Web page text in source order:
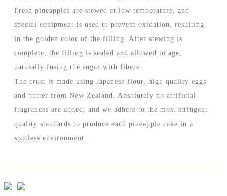
Fresh pineapples are stewed at low temperature, and
special equipment is used to prevent oxidation, resulting
in the golden color of the filling. After stewing is
complete, the filling is sealed and allowed to age,
naturally fusing the sugar with fibers.
The crust is made using Japanese flour, high quality eggs
and butter from New Zealand. Absolutely no artificial
fragrances are added, and we adhere to the most stringent
quality standards to produce each pineapple cake in a
spotless environment.